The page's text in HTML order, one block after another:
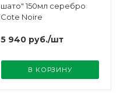
шато" 150мл серебро
Cote Noire
5 940 руб./шт
В КОРЗИНУ